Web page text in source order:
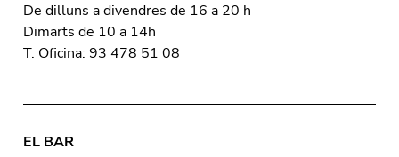
De dilluns a divendres de 16 a 20 h
Dimarts de 10 a 14h
T. Oficina: 93 478 51 08
EL BAR